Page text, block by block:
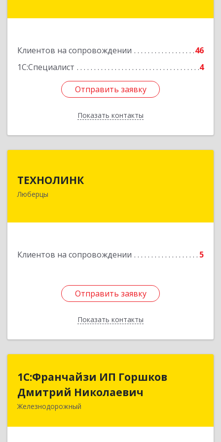
Клиентов на сопровождении
46
1С:Специалист
4
Отправить заявку
Показать контакты
Подробнее
Отправить заявку
Назад
ТЕХНОЛИНК
Люберцы
Клиентов на сопровождении 5
Отправить заявку
Показать контакты
Отправить заявку
Назад
1С:Франчайзи ИП Горшков
Дмитрий Николаевич
Железнодорожный
1С:Франчайзи ИП Горшков
Дмитрий Николаевич
143980, Московская обл, Железнодорожный г,